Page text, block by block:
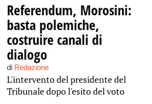
Referendum, Morosini:
basta polemiche,
costruire canali di
dialogo
di Redazione
L'intervento del presidente del
Tribunale dopo l'esito del voto